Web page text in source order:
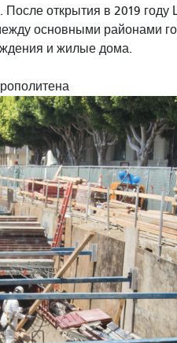
После открытия в 2019
основными районами
и жилые дома.